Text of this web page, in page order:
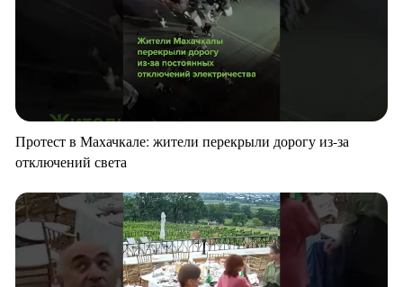
Протест в Махачкале: жители перекрыли дорогу из-за
отключений света